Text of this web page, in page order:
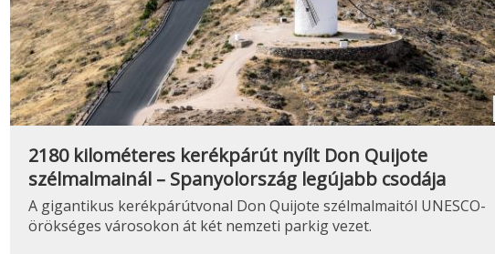
2180 kilométeres kerékpárút nyílt Don Quijote
szélmalmainál – Spanyolország legújabb csodája
A gigantikus kerékpárútvonal Don Quijote szélmalmaitól UNESCO-
örökséges városokon át két nemzeti parkig vezet.